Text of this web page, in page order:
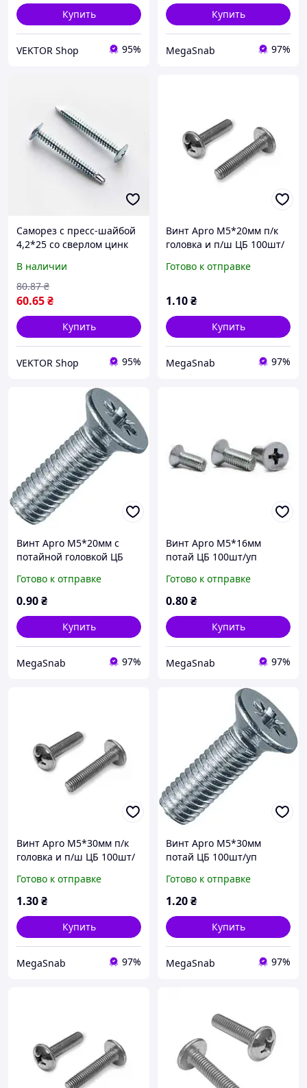
Купить
VEKTOR Shop 95%
Купить
MegaSnab 97%
Саморез с пресс-шайбой
4,2*25 со сверлом цинк
В наличии
60.65₴
80.87 ₴
Купить
VEKTOR Shop 95%
Винт Apro М5*20мм п/к
головка и п/ш ЦБ 100шт/
Готово к отправке
1.10₴
Купить
MegaSnab 97%
Винт Apro М5*20мм с
потайной головкой ЦБ
Готово к отправке
0.90₴
Купить
MegaSnab 97%
Винт Apro М5*16мм
потай ЦБ 100шт/уп
Готово к отправке
0.80₴
Купить
MegaSnab 97%
Винт Apro М5*30мм п/к
головка и п/ш ЦБ 100шт/
Готово к отправке
1.30₴
Купить
MegaSnab 97%
Винт Apro М5*30мм
потай ЦБ 100шт/уп
Готово к отправке
1.20₴
Купить
MegaSnab 97%